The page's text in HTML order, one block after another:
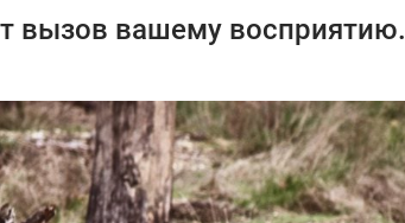
вызов вашему восприятию.